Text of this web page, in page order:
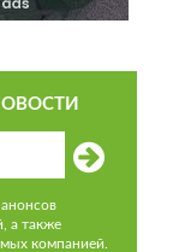
а также
компанией.